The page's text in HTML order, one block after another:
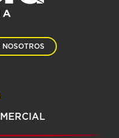
NOSOTROS